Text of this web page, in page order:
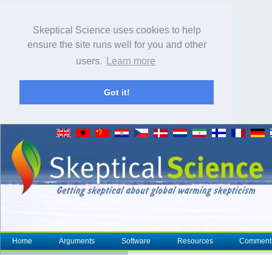
Skeptical Science uses cookies to help
ensure the site runs well for you and other
users.
Learn more
Got it!
Home Arguments Software Resources